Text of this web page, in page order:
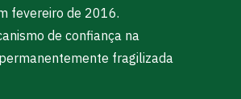
fevereiro de 2016.
de confiança na
fragilizada